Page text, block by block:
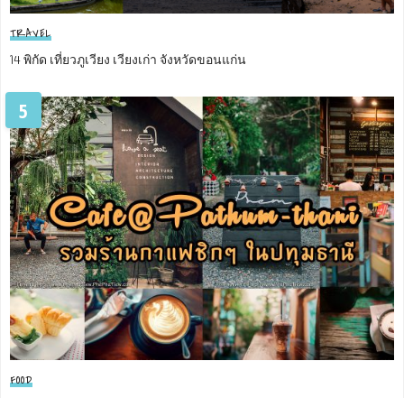
TRAVEL
14 พิกัด เที่ยวภูเวียง เวียงเก่า จังหวัดขอนแก่น
5
FOOD